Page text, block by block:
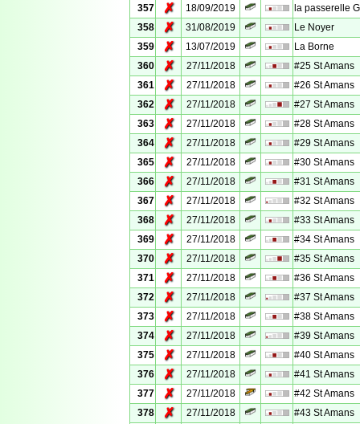
357
✗ 18/09/2019
la passerelle
358
✗ 31/08/2019
Le Noyer
359
✗ 13/07/2019
La Borne
360
✗ 27/11/2018
#25 St Amans
361
✗ 27/11/2018
#26 St Amans
362
✗ 27/11/2018
#27 St Amans
363
✗ 27/11/2018
#28 St Amans
364
✗ 27/11/2018
#29 St Amans
365
✗ 27/11/2018
#30 St Amans
366
✗ 27/11/2018
#31 St Amans
367
✗ 27/11/2018
#32 St Amans
368
✗ 27/11/2018
#33 St Amans
369
✗ 27/11/2018
#34 St Amans
370
✗ 27/11/2018
#35 St Amans
371
✗ 27/11/2018
#36 St Amans
372
✗ 27/11/2018
#37 St Amans
373
✗ 27/11/2018
#38 St Amans
374
✗ 27/11/2018
#39 St Amans
375
✗ 27/11/2018
#40 St Amans
376
✗ 27/11/2018
#41 St Amans
377
✗ 27/11/2018
#42 St Amans
378
✗ 27/11/2018
#43 St Amans